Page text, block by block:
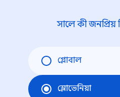
সালে কী
গ্লোবাল
স্লোভেনিয়া